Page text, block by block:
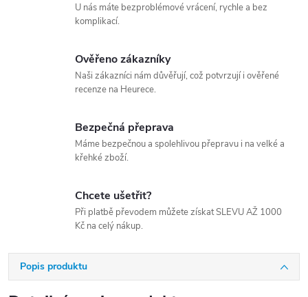
U nás máte bezproblémové vrácení, rychle a bez
komplikací.
Ověřeno zákazníky
Naši zákazníci nám důvěřují, což potvrzují i ověřené
recenze na Heurece.
Bezpečná přeprava
Máme bezpečnou a spolehlivou přepravu i na velké a
křehké zboží.
Chcete ušetřit?
Při platbě převodem můžete získat SLEVU AŽ 1000
Kč na celý nákup.
Popis produktu